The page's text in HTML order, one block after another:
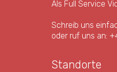
Als Full Service
Schreib uns
oder ruf uns an:
Standorte